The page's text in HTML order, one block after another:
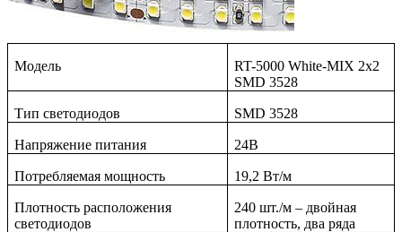
Модель
RT-5000 White-MIX 2x2
SMD 3528
Тип светодиодов SMD3528
Напряжение питания 24В
Потребляемая мощность 19,2 Вт/м
Плотность расположения
светодиодов
240 шт./м – двойная
плотность, два ряда